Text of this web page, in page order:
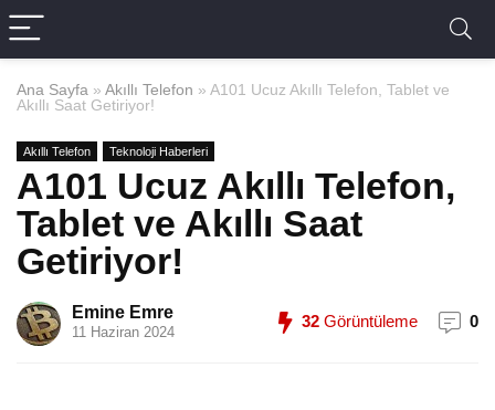
Ana Sayfa » Akıllı Telefon » A101 Ucuz Akıllı Telefon, Tablet ve
Akıllı Saat Getiriyor!
Akıllı Telefon Teknoloji Haberleri
A101 Ucuz Akıllı Telefon,
Tablet ve Akıllı Saat
Getiriyor!
Emine Emre
11 Haziran 2024
32 Görüntüleme 0